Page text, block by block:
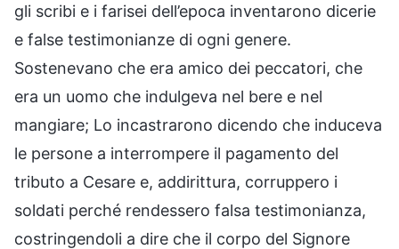
gli scribi e i farisei dell’epoca inventarono dicerie
e false testimonianze di ogni genere.
Sostenevano che era amico dei peccatori, che
era un uomo che indulgeva nel bere e nel
mangiare; Lo incastrarono dicendo che induceva
le persone a interrompere il pagamento del
tributo a Cesare e, addirittura, corruppero i
soldati perché rendessero falsa testimonianza,
costringendoli a dire che il corpo del Signore